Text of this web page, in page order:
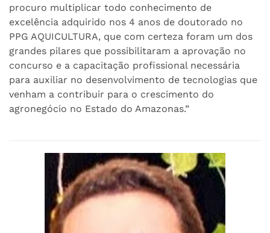
procuro multiplicar todo conhecimento de
excelência adquirido nos 4 anos de doutorado no
PPG AQUICULTURA, que com certeza foram um dos
grandes pilares que possibilitaram a aprovação no
concurso e a capacitação profissional necessária
para auxiliar no desenvolvimento de tecnologias que
venham a contribuir para o crescimento do
agronegócio no Estado do Amazonas.”